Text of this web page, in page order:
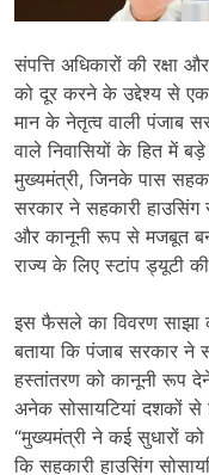
संपत्ति अधिकारों की रक्षा
को दूर करने के उद्देश्य से
मान के नेतृत्व वाली पंजाब
वाले निवासियों के हित में
मुख्यमंत्री, जिनके पास
सरकार ने सहकारी हाउसिंग
और कानूनी रूप से मजबूत
राज्य के लिए स्टांप ड्यूटी
इस फैसले का विवरण साझा
बताया कि पंजाब सरकार ने
हस्तांतरण को कानूनी रूप
अनेक सोसायटियां दशकों से
“मुख्यमंत्री ने कई सुधारों
कि सहकारी हाउसिंग